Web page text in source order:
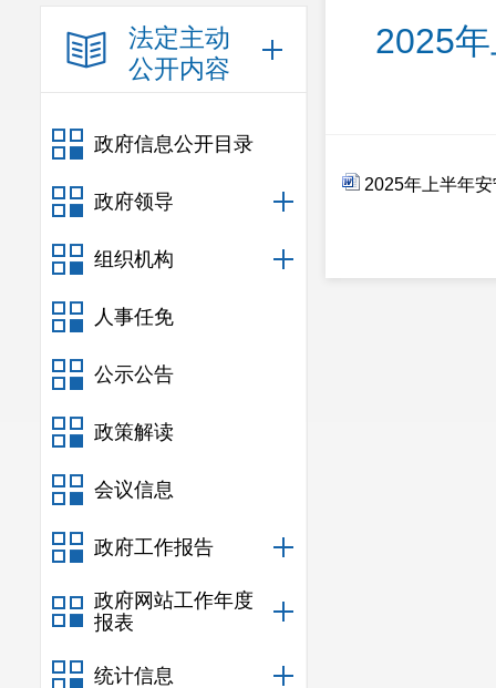
法定主动
公开内容
政府信息公开目录
政府领导
组织机构
人事任免
公示公告
政策解读
会议信息
政府工作报告
政府网站工作年度
报表
统计信息
2025
2025年上半年